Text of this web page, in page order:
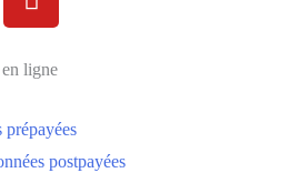
ligne
prépayées
postpayées